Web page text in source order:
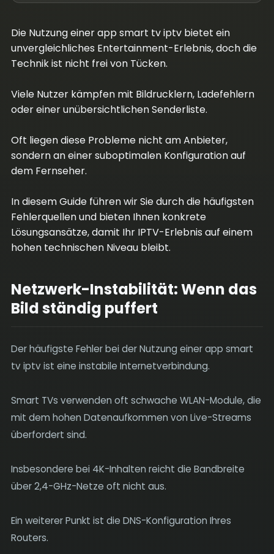
Die Nutzung einer app smart tv iptv bietet ein
unvergleichliches Entertainment-Erlebnis, doch die
Technik ist nicht frei von Tücken.
Viele Nutzer kämpfen mit Bildrucklern, Ladefehlern
oder einer unübersichtlichen Senderliste.
Oft liegen diese Probleme nicht am Anbieter,
sondern an einer suboptimalen Konfiguration auf
dem Fernseher.
In diesem Guide führen wir Sie durch die häufigsten
Fehlerquellen und bieten Ihnen konkrete
Lösungsansätze, damit Ihr IPTV-Erlebnis auf einem
hohen technischen Niveau bleibt.
Netzwerk-Instabilität: Wenn das
Bild ständig puffert
Der häufigste Fehler bei der Nutzung einer app smart
tv iptv ist eine instabile Internetverbindung.
Smart TVs verwenden oft schwache WLAN-Module, die
mit dem hohen Datenaufkommen von Live-Streams
überfordert sind.
Insbesondere bei 4K-Inhalten reicht die Bandbreite
über 2,4-GHz-Netze oft nicht aus.
Ein weiterer Punkt ist die DNS-Konfiguration Ihres
Routers.